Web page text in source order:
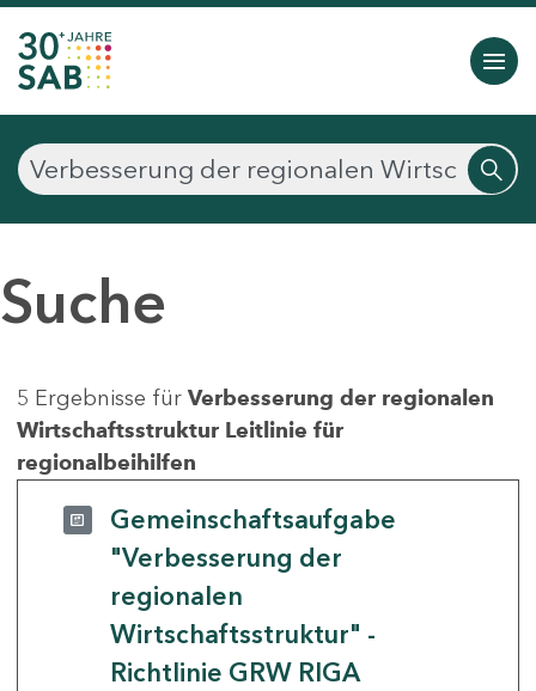
Suche
5 Ergebnisse für Verbesserung der regionalen
Wirtschaftsstruktur Leitlinie für
regionalbeihilfen
Gemeinschaftsaufgabe
"Verbesserung der
regionalen
Wirtschaftsstruktur" -
Richtlinie GRW RIGA